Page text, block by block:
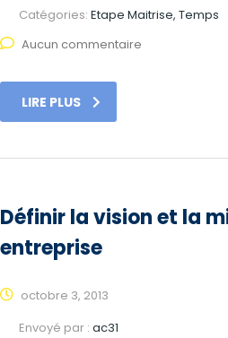
Catégories: Etape Maitrise, Temps
Aucun commentaire
LIRE PLUS
Définir la vision et la
entreprise
octobre 3, 2013
Envoyé par : ac31